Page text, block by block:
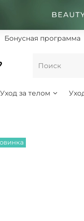
Бонусная программа
Уход за телом